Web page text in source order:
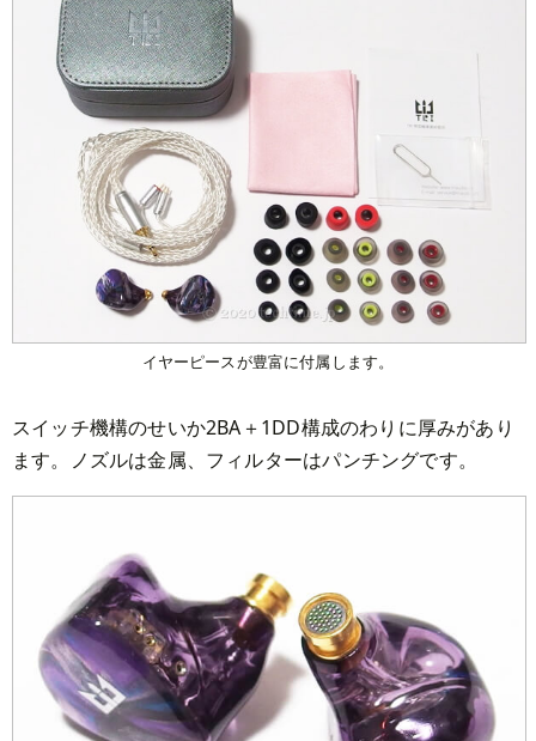
イヤーピースが豊富に付属します。
スイッチ機構のせいか2BA＋1DD構成のわりに厚みがあり
ます。ノズルは金属、フィルターはパンチングです。